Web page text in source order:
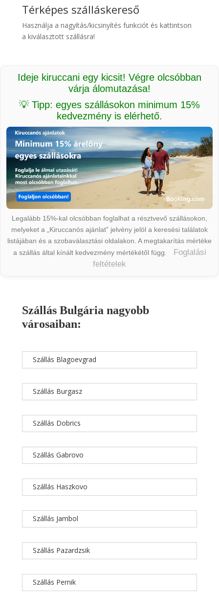
Térképes szálláskereső
Használja a nagyítás/kicsinyítés funkciót és kattintson
a kiválasztott szállásra!
Ideje kiruccani egy kicsit! Végre olcsóbban
várja álomutazása!
💡 Tipp: egyes szállásokon minimum 15%
kedvezmény is elérhető.
Legalább 15%-kal olcsóbban foglalhat a résztvevő szállásokon,
melyeket a „Kiruccanós ajánlat” jelvény jelöl a keresési találatok
listájában és a szobaválasztási oldalakon. A megtakarítás mértéke
a szállás által kínált kedvezmény mértékétől függ.
Foglalási
feltételek
Szállás Bulgária nagyobb
városaiban:
Szállás Blagoevgrad
Szállás Burgasz
Szállás Dobrics
Szállás Gabrovo
Szállás Haszkovo
Szállás Jambol
Szállás Pazardzsik
Szállás Pernik